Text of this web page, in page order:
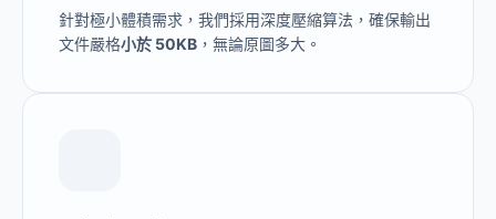
針對極小體積需求，我們採用深度壓縮算法，確保輸出
文件嚴格小於 50KB ，無論原圖多大。